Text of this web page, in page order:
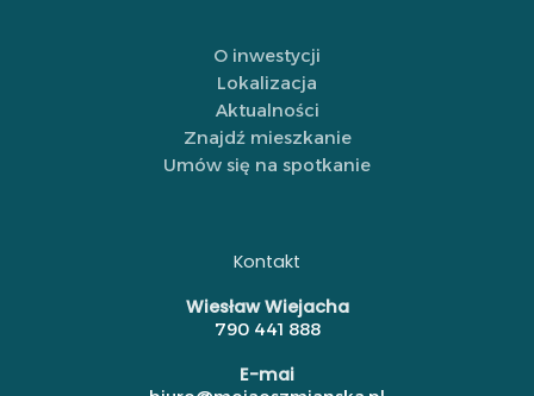
O inwestycji
Lokalizacja
Aktualności
Znajdź mieszkanie
Umów się na spotkanie
Kontakt
Wiesław Wiejacha
790 441 888
E-mai